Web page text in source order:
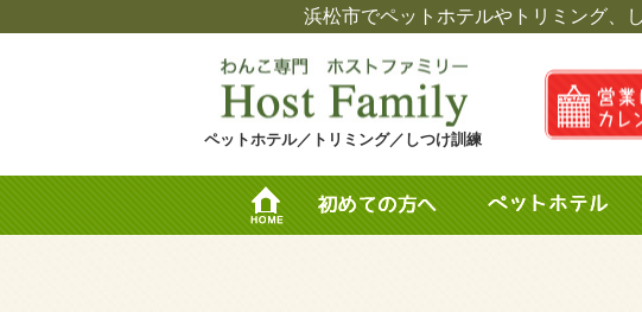
浜松市でペットホテルやトリミング、
ペットホテル／トリミング／しつけ訓練